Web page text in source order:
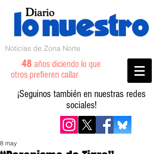
Noticias de Zona Norte
48 años diciendo lo que
otros prefieren callar
¡Seguinos también en nuestras redes
sociales!
8 may